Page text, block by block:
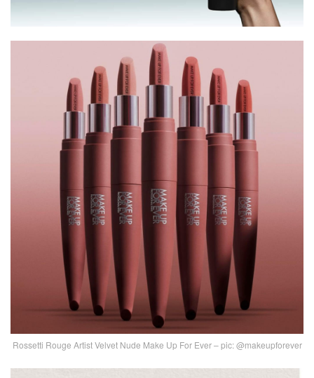
Rossetti Rouge Artist Velvet Nude Make Up For Ever – pic: @makeupforever